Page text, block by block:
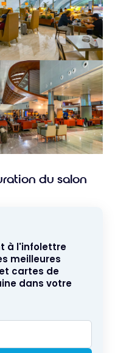
du salon
à l'infolettre
meilleures
cartes de
dans votre